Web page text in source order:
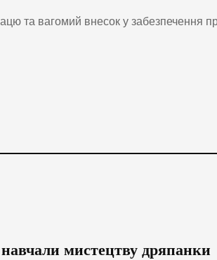
та вагомий внесок у забезпечення
мистецтву дряпанки